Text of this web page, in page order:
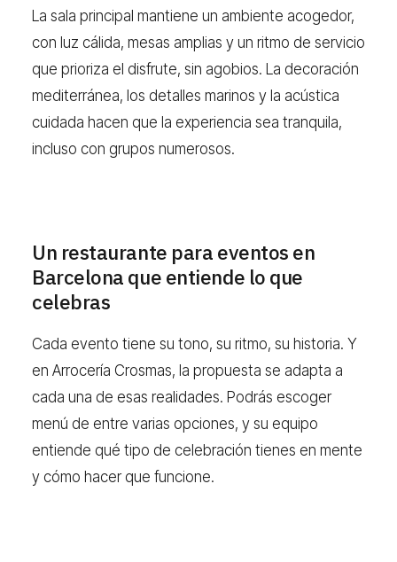
La sala principal mantiene un ambiente acogedor,
con luz cálida, mesas amplias y un ritmo de servicio
que prioriza el disfrute, sin agobios. La decoración
mediterránea, los detalles marinos y la acústica
cuidada hacen que la experiencia sea tranquila,
incluso con grupos numerosos.
Un restaurante para eventos en
Barcelona que entiende lo que
celebras
Cada evento tiene su tono, su ritmo, su historia. Y
en Arrocería Crosmas, la propuesta se adapta a
cada una de esas realidades. Podrás escoger
menú de entre varias opciones, y su equipo
entiende qué tipo de celebración tienes en mente
y cómo hacer que funcione.